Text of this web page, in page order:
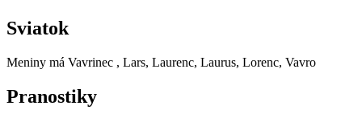
Sviatok
Meniny má Vavrinec , Lars, Laurenc, Laurus, Lorenc, Vavro
Pranostiky